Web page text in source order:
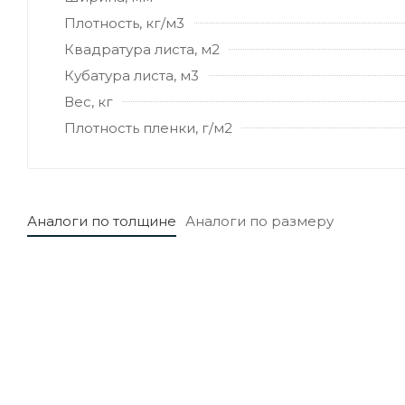
Плотность, кг/м3
Квадратура листа, м2
Кубатура листа, м3
Вес, кг
Плотность пленки, г/м2
Аналоги по толщине Аналоги по размеру